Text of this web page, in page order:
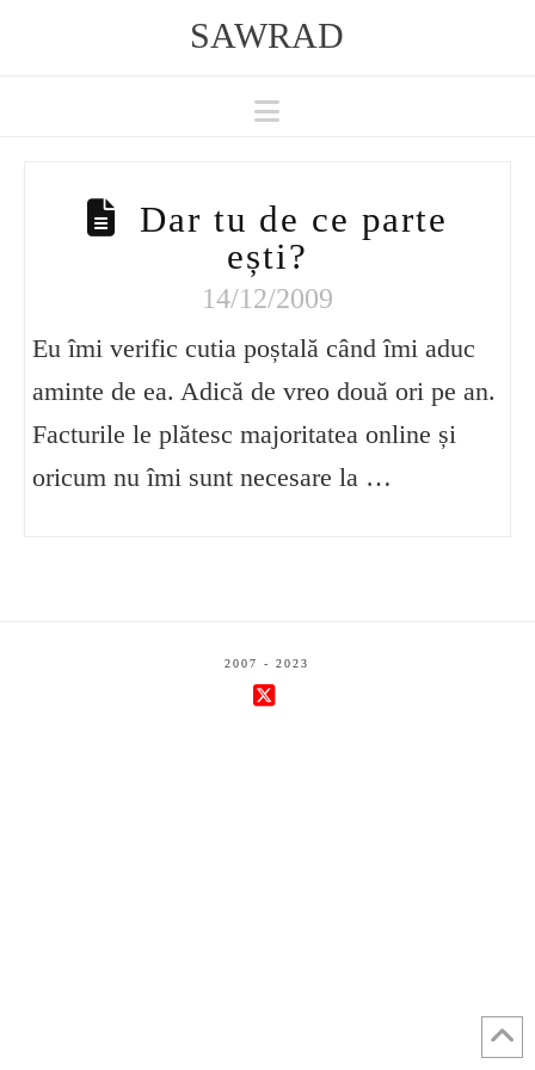
SAWRAD
Navigation
Dar tu de ce parte
ești?
14/12/2009
Eu îmi verific cutia poștală când îmi aduc
aminte de ea. Adică de vreo două ori pe an.
Facturile le plătesc majoritatea online și
oricum nu îmi sunt necesare la …
2007 - 2023